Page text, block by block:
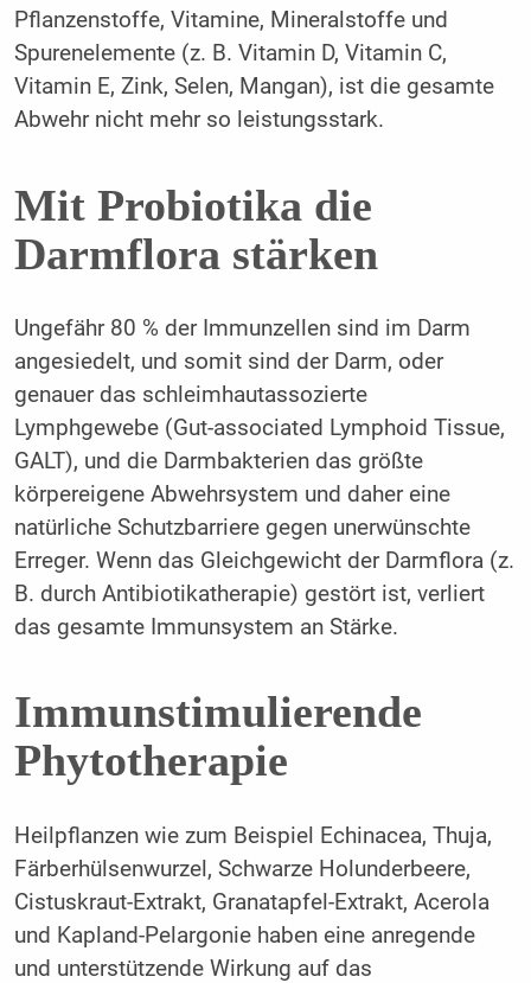
Pflanzenstoffe, Vitamine, Mineralstoffe und
Spurenelemente (z. B. Vitamin D, Vitamin C,
Vitamin E, Zink, Selen, Mangan), ist die gesamte
Abwehr nicht mehr so leistungsstark.
Mit Probiotika die
Darmflora stärken
Ungefähr 80 % der Immunzellen sind im Darm
angesiedelt, und somit sind der Darm, oder
genauer das schleimhautassozierte
Lymphgewebe (Gut-associated Lymphoid Tissue,
GALT), und die Darmbakterien das größte
körpereigene Abwehrsystem und daher eine
natürliche Schutzbarriere gegen unerwünschte
Erreger. Wenn das Gleichgewicht der Darmflora (z.
B. durch Antibiotikatherapie) gestört ist, verliert
das gesamte Immunsystem an Stärke.
Immunstimulierende
Phytotherapie
Heilpflanzen wie zum Beispiel Echinacea, Thuja,
Färberhülsenwurzel, Schwarze Holunderbeere,
Cistuskraut-Extrakt, Granatapfel-Extrakt, Acerola
und Kapland-Pe­largonie haben eine anregende
und unterstützende Wirkung auf das